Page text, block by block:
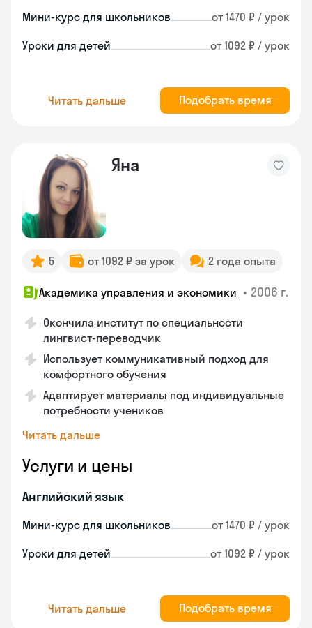
Мини-курс для школьников от 1470 ₽ / урок
Уроки для детей от 1092 ₽ / урок
Читать дальше Подобрать время
Яна
5 от 1092 ₽ за урок 2 года опыта
Академика управления и экономики • 2006 г.
Окончила институт по специальности
лингвист-переводчик
Использует коммуникативный подход для
комфортного обучения
Адаптирует материалы под индивидуальные
потребности учеников
Читать дальше
Услуги и цены
Английский язык
Мини-курс для школьников от 1470 ₽ / урок
Уроки для детей от 1092 ₽ / урок
Читать дальше Подобрать время